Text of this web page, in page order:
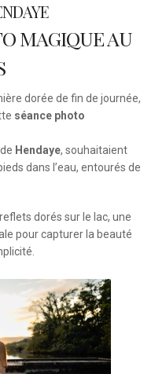
MAGIQUE AU
dorée de fin de journée,
séance photo
Hendaye, souhaitaient
dans l’eau, entourés de
dorés sur le lac, une
pour capturer la beauté